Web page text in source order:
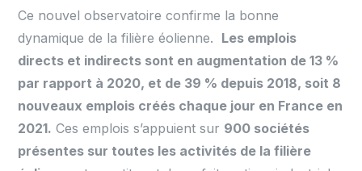
Ce nouvel observatoire confirme la bonne
dynamique de la filière éolienne. Les emplois
directs et indirects sont en augmentation de 13 %
par rapport à 2020, et de 39 % depuis 2018, soit 8
nouveaux emplois créés chaque jour en France en
2021. Ces emplois s’appuient sur 900 sociétés
présentes sur toutes les activités de la filière